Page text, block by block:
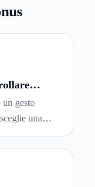
gesto
una
senza
minuti,
si sta